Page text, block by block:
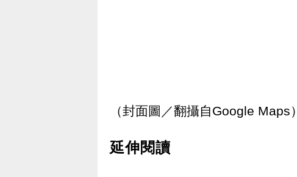
（封面圖／翻攝自Google Maps）
延伸閱讀